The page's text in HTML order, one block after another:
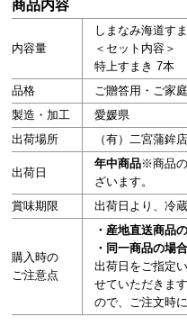
商品内容
内容量
しまなみ海道す
＜セット内容＞
特上すまき 7本
品格
ご贈答用・ご家
製造・加工
愛媛県
出荷場所
（有）二宮蒲鉾
出荷日
年中商品※商品
ざいます。
賞味期限
出荷日より、冷
購入時の
ご注意点
・産地直送商品
・同一商品の場
出荷日をご指定
せていただきま
ので、ご注文時